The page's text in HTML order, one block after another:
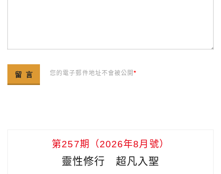
您的電子郵件地址不會被公開*
第257期（2026年8月號）
靈性修行 超凡入聖